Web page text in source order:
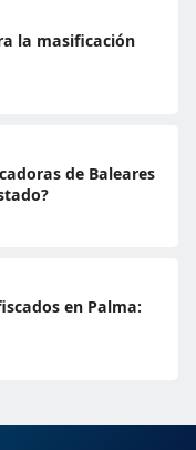
la masificación
de Baleares
en Palma: